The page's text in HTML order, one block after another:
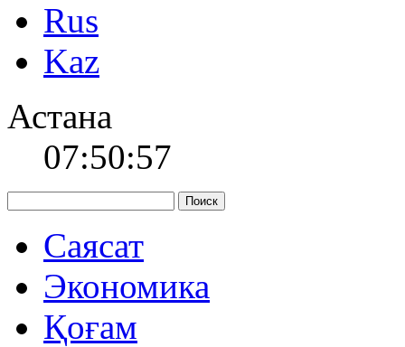
Rus
Kaz
Астана
07:50:57
Саясат
Экономика
Қоғам